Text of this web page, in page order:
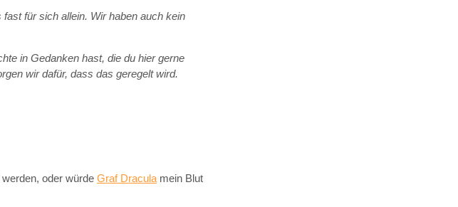
für sich allein. Wir haben auch kein
in Gedanken hast, die du hier gerne
wir dafür, dass das geregelt wird.
oder würde Graf Dracula mein Blut